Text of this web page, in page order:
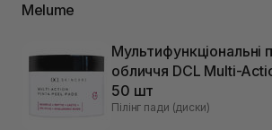
Melume
Мультифункціональні
обличчя DCL Multi-
50 шт
Пілінг пади (диски)